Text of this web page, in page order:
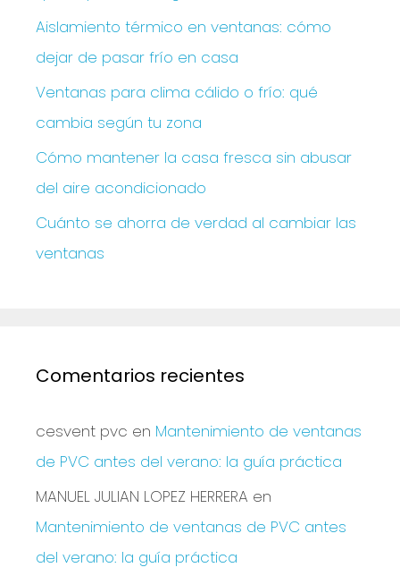
Aislamiento térmico en ventanas: cómo
dejar de pasar frío en casa
Ventanas para clima cálido o frío: qué
cambia según tu zona
Cómo mantener la casa fresca sin abusar
del aire acondicionado
Cuánto se ahorra de verdad al cambiar las
ventanas
Comentarios recientes
cesvent pvc en Mantenimiento de ventanas
de PVC antes del verano: la guía práctica
MANUEL JULIAN LOPEZ HERRERA en
Mantenimiento de ventanas de PVC antes
del verano: la guía práctica